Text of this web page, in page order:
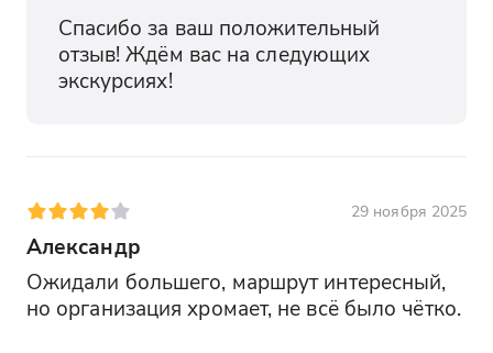
Спасибо за ваш положительный
отзыв! Ждём вас на следующих
экскурсиях!
29 ноября 2025
Александр
Ожидали большего, маршрут интересный,
но организация хромает, не всё было чётко.